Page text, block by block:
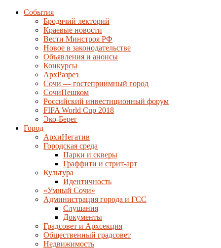
События
Бродячий лекторий
Краевые новости
Вести Минстроя РФ
Новое в законодательстве
Объявления и анонсы
Конкурсы
АрхРазрез
Сочи — гостеприимный город
СочиПешком
Российский инвестиционный форум
FIFA World Cup 2018
Эко-Берег
Город
АрхиНегатив
Городская среда
Парки и скверы
Граффити и стрит-арт
Культура
Идентичность
«Умный Сочи»
Администрация города и ГСС
Слушания
Документы
Градсовет и Архсекция
Общественный градсовет
Недвижимость